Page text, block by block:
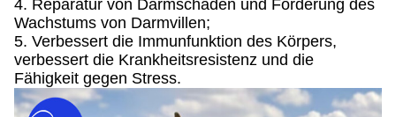
4. Reparatur von Darmschäden und Förderung des
Wachstums von Darmvillen;
5. Verbessert die Immunfunktion des Körpers,
verbessert die Krankheitsresistenz und die
Fähigkeit gegen Stress.